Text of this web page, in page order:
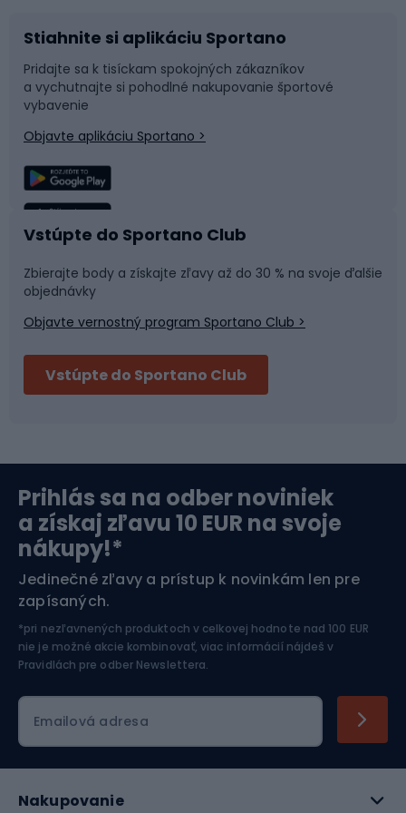
Príslušenstvo k bicyklom
Časti bicyklov
Rybolov
Športová medicína
Bushcraft
Bikepacking
Orientačný beh
Sane a kĺzačky
Snowboard
Plávanie
Tímové športy
Fitness a posilňovňa
Cyklistické prilby
Lyžovanie
Športová elektronika
Jazdectvo
Stiahnite si aplikáciu Sportano
Pridajte sa k tisíckam spokojných zákazníkov
a vychutnajte si pohodlné nakupovanie športové
vybavenie
Objavte aplikáciu Sportano >
Vstúpte do Sportano Club
Zbierajte body a získajte zľavy až do 30 % na svoje ďalšie
objednávky
Objavte vernostný program Sportano Club >
Vstúpte do Sportano Club
Prihlás sa na odber noviniek
a získaj zľavu 10 EUR na svoje
nákupy!*
Jedinečné zľavy a prístup k novinkám len pre
zapísaných.
*pri nezľavnených produktoch v celkovej hodnote nad 100 EUR
nie je možné akcie kombinovať, viac informácií nájdeš v
Pravidlách pre odber Newslettera.
Emailová adresa
Nakupovanie